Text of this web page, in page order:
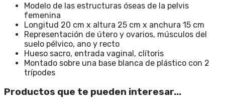
Modelo de las estructuras óseas de la pelvis
femenina
Longitud 20 cm x altura 25 cm x anchura 15 cm
Representación de útero y ovarios, músculos del
suelo pélvico, ano y recto
Hueso sacro, entrada vaginal, clítoris
Montado sobre una base blanca de plástico con 2
trípodes
Productos que te pueden interesar...